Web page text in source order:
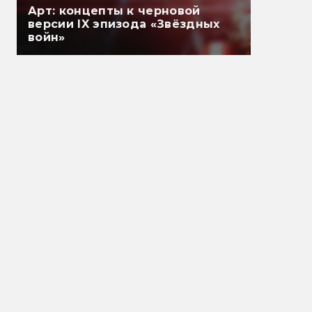
Арт: концепты к черновой
версии IX эпизода «Звёздных
войн»